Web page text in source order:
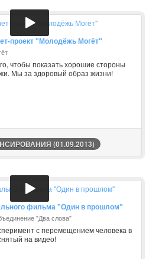
проект "Молодёжь Могёт"
чтобы показать хорошие стороны
Мы за здоровый образ жизни!
(01.09.2013)
фильма "Один в прошлом"
"Два слова"
с перемещением человека в
на видео!